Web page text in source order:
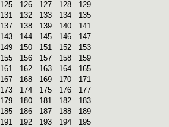
125 126 127 128
129
131 132 133 134
135
137 138 139 140
141
143 144 145 146
147
149 150 151 152
153
155 156 157 158
159
161 162 163 164
165
167 168 169 170
171
173 174 175 176
177
179 180 181 182
183
185 186 187 188
189
191 192 193 194
195